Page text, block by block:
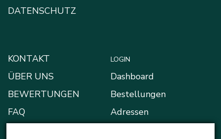
DATENSCHUTZ
KONTAKT
ÜBER UNS
BEWERTUNGEN
FAQ
LOGIN
Dashboard
Bestellungen
Adressen